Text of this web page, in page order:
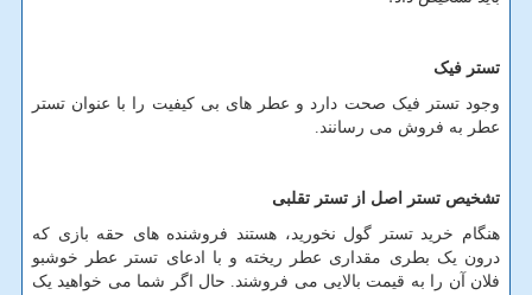
تستر فیک
وجود تستر فیک صحت دارد و عطر های بی کیفیت را با عنوان تستر
عطر به فروش می رسانند.
تشخیص تستر اصل از تستر تقلبی
هنگام خرید تستر گول نخورید، هستند فروشنده های حقه بازی که
درون یک بطری مقداری عطر ریخته و با ادعای تستر عطر خوشبو
فلان آن را به قیمت بالایی می فروشند. حال اگر شما می خواهید یک